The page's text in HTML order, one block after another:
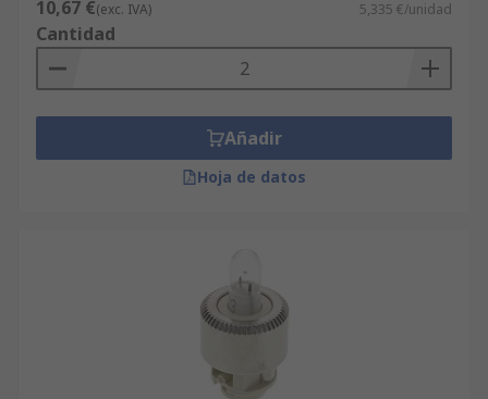
10,67 €(exc. IVA) 5,335 €/unidad
Cantidad
Añadir
Hoja de datos